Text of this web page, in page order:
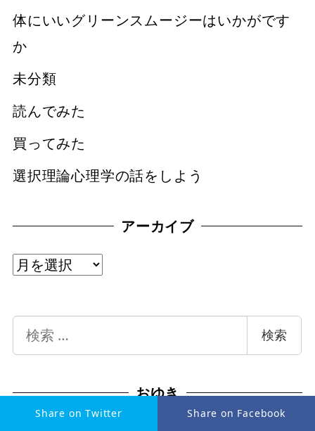
体にいいグリーンスムージーはいかがです
か
未分類
読んでみた
買ってみた
選択理論心理学の話をしよう
アーカイブ
ア
カ
イ
検索
おゆき
Share on Twitter Share on Facebook